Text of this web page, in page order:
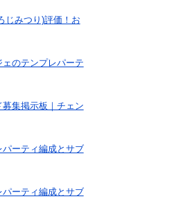
じみつり)評価！お
ェのテンプレパーテ
募集掲示板｜チェン
パーティ編成とサブ
パーティ編成とサブ